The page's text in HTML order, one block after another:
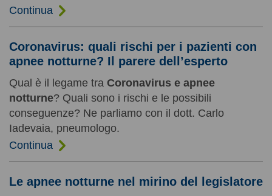
Continua
Coronavirus: quali rischi per i pazienti con
apnee notturne? Il parere dell’esperto
Qual è il legame tra Coronavirus e apnee
notturne? Quali sono i rischi e le possibili
conseguenze? Ne parliamo con il dott. Carlo
Iadevaia, pneumologo.
Continua
Le apnee notturne nel mirino del legislatore